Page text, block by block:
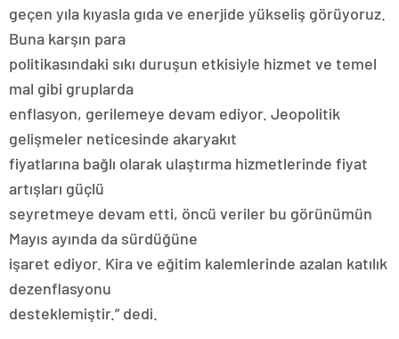
geçen yıla kıyasla gıda ve enerjide yükseliş görüyoruz.
Buna karşın para
politikasındaki sıkı duruşun etkisiyle hizmet ve temel
mal gibi gruplarda
enflasyon, gerilemeye devam ediyor. Jeopolitik
gelişmeler neticesinde akaryakıt
fiyatlarına bağlı olarak ulaştırma hizmetlerinde fiyat
artışları güçlü
seyretmeye devam etti, öncü veriler bu görünümün
Mayıs ayında da sürdüğüne
işaret ediyor. Kira ve eğitim kalemlerinde azalan katılık
dezenflasyonu
desteklemiştir.” dedi.